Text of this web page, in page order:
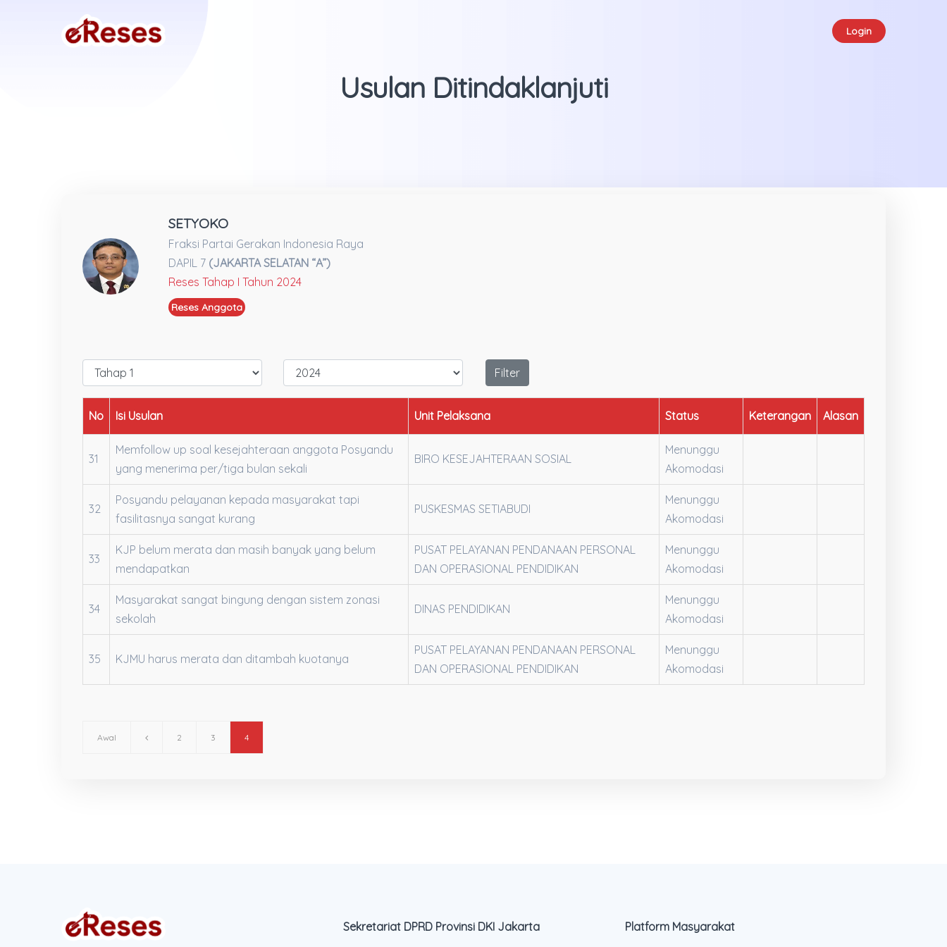
Login
Usulan Ditindaklanjuti
SETYOKO
Fraksi Partai Gerakan Indonesia Raya
DAPIL 7 (JAKARTA SELATAN “A”)
Reses Tahap I Tahun 2024
Reses Anggota
Filter
No Isi Usulan Unit Pelaksana Status Keterangan Alasan
31
Memfollow up soal kesejahteraan anggota Posyandu
yang menerima per/tiga bulan sekali
BIRO KESEJAHTERAAN SOSIAL
Menunggu
Akomodasi
32
Posyandu pelayanan kepada masyarakat tapi
fasilitasnya sangat kurang
PUSKESMAS SETIABUDI
Menunggu
Akomodasi
33
KJP belum merata dan masih banyak yang belum
mendapatkan
PUSAT PELAYANAN PENDANAAN PERSONAL
DAN OPERASIONAL PENDIDIKAN
Menunggu
Akomodasi
34
Masyarakat sangat bingung dengan sistem zonasi
sekolah
DINAS PENDIDIKAN
Menunggu
Akomodasi
35 KJMU harus merata dan ditambah kuotanya
PUSAT PELAYANAN PENDANAAN PERSONAL
DAN OPERASIONAL PENDIDIKAN
Menunggu
Akomodasi
Awal 2 3 4
Sekretariat DPRD Provinsi DKI Jakarta Platform Masyarakat